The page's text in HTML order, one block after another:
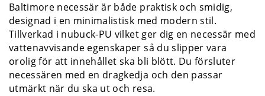
Baltimore necessär är både praktisk och smidig,
designad i en minimalistisk med modern stil.
Tillverkad i nubuck-PU vilket ger dig en necessär med
vattenavvisande egenskaper så du slipper vara
orolig för att innehållet ska bli blött. Du försluter
necessären med en dragkedja och den passar
utmärkt när du ska ut och resa.